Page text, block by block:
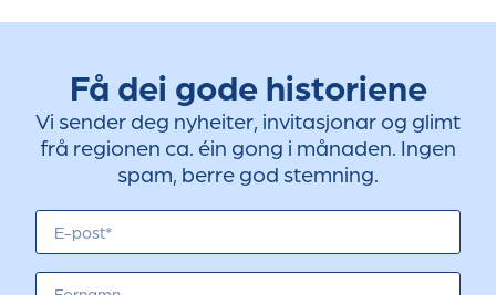
Få dei gode historiene
Vi sender deg nyheiter, invitasjonar og glimt
frå regionen ca. éin gong i månaden. Ingen
spam, berre god stemning.